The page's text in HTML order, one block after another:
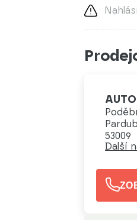
53009
Další